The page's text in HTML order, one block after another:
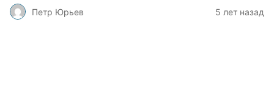
Петр Юрьев 5 лет назад